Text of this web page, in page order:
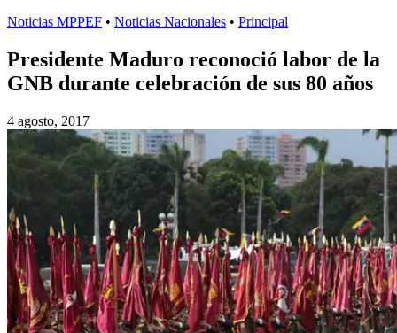
Noticias MPPEF • Noticias Nacionales • Principal
Presidente Maduro reconoció labor de la
GNB durante celebración de sus 80 años
4 agosto, 2017